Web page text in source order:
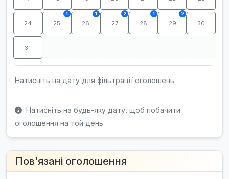
24 25
1
26
1
27
2
28
1
29
2
30
31
Натисніть на дату для фільтрації оголошень
Натисніть на будь-яку дату, щоб побачити
оголошення на той день
Пов'язані оголошення